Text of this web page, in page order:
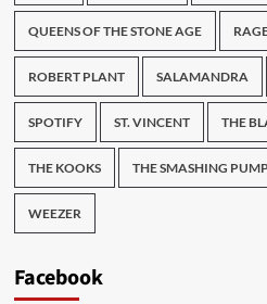
QUEENS OF THE STONE AGE
ROBERT PLANT SALAMANDRA
SPOTIFY ST. VINCENT THE
THE KOOKS THE SMASHING
WEEZER
Facebook